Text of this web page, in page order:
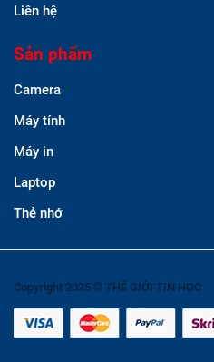
Liên hệ
Sản phẩm
Camera
Máy tính
Máy in
Laptop
Thẻ nhớ
Copyright 2025 © THẾ GIỚI TIN HỌC